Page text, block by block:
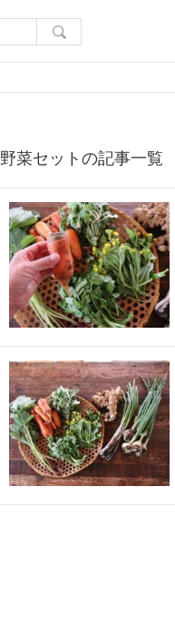
野菜セットの記事一覧